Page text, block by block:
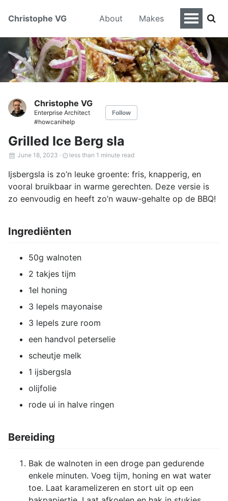
Christophe VG About Makes
Christophe VG
Enterprise Architect
#howcanihelp
Follow
Grilled Ice Berg sla
June 18, 2023 · less than 1 minute read
Ijsbergsla is zo’n leuke groente: fris, knapperig, en
vooral bruikbaar in warme gerechten. Deze versie is
zo eenvoudig en heeft zo’n wauw-gehalte op de BBQ!
Ingrediënten
50g walnoten
2 takjes tijm
1el honing
3 lepels mayonaise
3 lepels zure room
een handvol peterselie
scheutje melk
1 ijsbergsla
olijfolie
rode ui in halve ringen
Bereiding
Bak de walnoten in een droge pan gedurende
enkele minuten. Voeg tijm, honing en wat water
toe. Laat karamelizeren en stort uit op een